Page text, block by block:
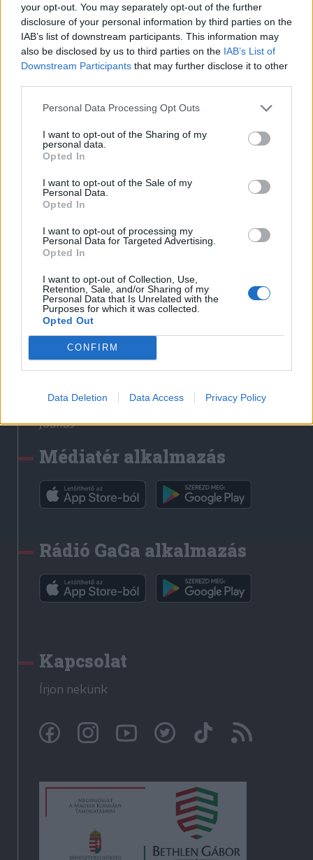
your opt-out. You may separately opt-out of the further
disclosure of your personal information by third parties on the
IAB’s list of downstream participants. This information may
also be disclosed by us to third parties on the IAB’s List of
Downstream Participants that may further disclose it to other
Personal Data Processing Opt Outs
I want to opt-out of the Sharing of my
personal data.
Opted In
I want to opt-out of the Sale of my
Personal Data.
Opted In
I want to opt-out of processing my
Personal Data for Targeted Advertising.
Opted In
I want to opt-out of Collection, Use,
Retention, Sale, and/or Sharing of my
Personal Data that Is Unrelated with the
Purposes for which it was collected.
Opted Out
CONFIRM
Data Deletion Data Access Privacy Policy
Szerzői jogok
Adatvédelmi tájékoztató
Cookie-kezelési tájékoztató
Hozzászólási szabályzat
Nyomtatott lapjaink archívuma
Székely Hírmondó archívuma
Sütibeállítások
Médiatér
Liget
Krónika
Bihari Napló
Erdélyi Napló
Főtér
Rádió GaGa
Jóállás
Médiatér alkalmazás
Rádió GaGa alkalmazás
Kapcsolat
Írjon nekünk